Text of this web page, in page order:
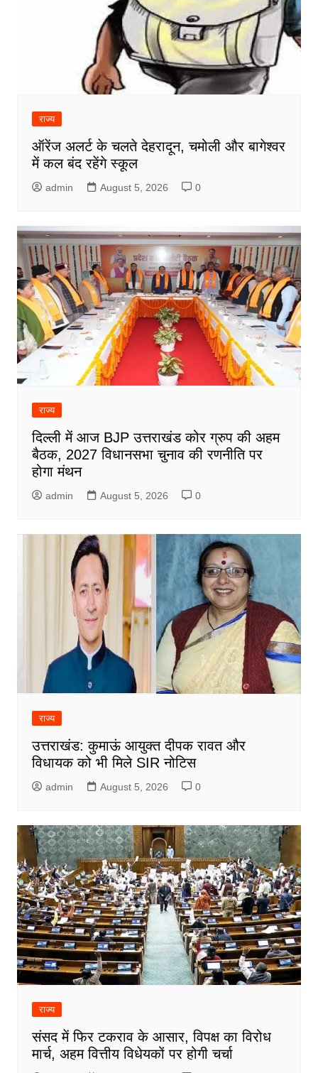
राज्य
ऑरेंज अलर्ट के चलते देहरादून, चमोली और बागेश्वर
में कल बंद रहेंगे स्कूल
admin August 5, 2026 0
राज्य
दिल्ली में आज BJP उत्तराखंड कोर ग्रुप की अहम
बैठक, 2027 विधानसभा चुनाव की रणनीति पर
होगा मंथन
admin August 5, 2026 0
राज्य
उत्तराखंड: कुमाऊं आयुक्त दीपक रावत और
विधायक को भी मिले SIR नोटिस
admin August 5, 2026 0
राज्य
संसद में फिर टकराव के आसार, विपक्ष का विरोध
मार्च, अहम वित्तीय विधेयकों पर होगी चर्चा